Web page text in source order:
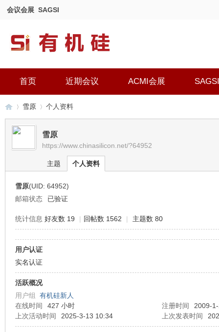
会议会展 SAGSI
首页 近期会议 ACMI会展 SAGSI
有›
雪原
›
个人资料
雪原
https://www.chinasilicon.net/?64952
主题 个人资料
雪原(UID: 64952)
邮箱状态
已验证
统计信息 好友数 19 | 回帖数 1562 | 主题数 80
用户认证
实名认证
活跃概况
用户组 有机硅新人
在线时间
427 小时 注册时间
2009-
上次活动时间
2025-3-13 10:34 上次发表时间